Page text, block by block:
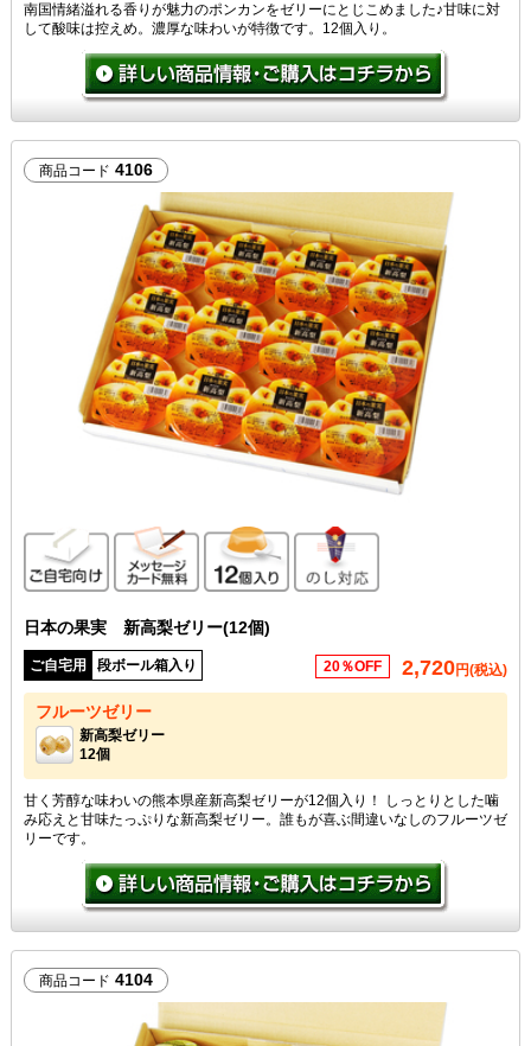
南国情緒溢れる香りが魅力のポンカンをゼリーにとじこめました♪甘味に対
して酸味は控えめ。濃厚な味わいが特徴です。12個入り。
商品コード 4106
ご自宅向けメッセージカード無料
12個入り のし対応
日本の果実 新高梨ゼリー(12個)
ご自宅用 段ボール箱入り 20％OFF 2,720円(税込)
フルーツゼリー
新高梨ゼリー
12個
甘く芳醇な味わいの熊本県産新高梨ゼリーが12個入り！ しっとりとした噛
み応えと甘味たっぷりな新高梨ゼリー。誰もが喜ぶ間違いなしのフルーツゼ
リーです。
商品コード 4104